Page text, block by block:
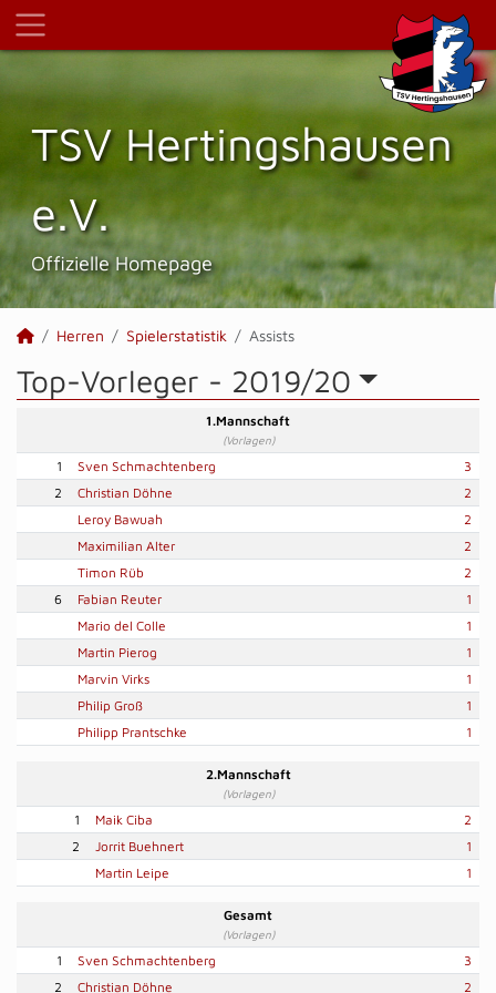
TSV Hertings­hausen
e.V.
Offizielle Homepage
Herren Spielerstatistik Assists
Top-Vorleger - 2019/20
1.Mannschaft
(Vorlagen)
1 Sven Schmachtenberg
3
2
Christian Döhne
2
Leroy Bawuah
2
Maximilian Alter
2
Timon Rüb
2
6
Fabian Reuter
1
Mario del Colle
1
Martin Pierog
1
Marvin Virks
1
Philip Groß
1
Philipp Prantschke
1
2.Mannschaft
(Vorlagen)
1 Maik Ciba
2
2
Jorrit Buehnert
1
Martin Leipe
1
Gesamt
(Vorlagen)
1 Sven Schmachtenberg
3
2
Christian Döhne 2